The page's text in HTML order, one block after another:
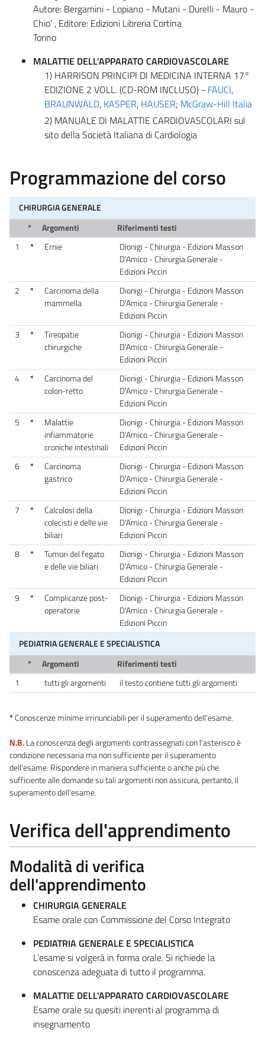
Autore: Bergamini - Lopiano - Mutani - Durelli - Mauro -
Chio' , Editore: Edizioni Libreria Cortina
Torino
MALATTIE DELL'APPARATO CARDIOVASCOLARE
1) HARRISON PRINCIPI DI MEDICINA INTERNA 17°
EDIZIONE 2 VOLL. (CD-ROM INCLUSO) - FAUCI,
BRAUNWALD, KASPER, HAUSER; McGraw-Hill Italia
2) MANUALE DI MALATTIE CARDIOVASCOLARI sul
sito della Società Italiana di Cardiologia
Programmazione del corso
CHIRURGIA GENERALE
*
Argomenti
Riferimenti testi
1
* Ernie
Dionigi - Chirurgia - Edizioni Masson
D'Amico - Chirurgia Generale -
Edizioni Piccin
2
*
Carcinoma della
mammella
Dionigi - Chirurgia - Edizioni Masson
D'Amico - Chirurgia Generale -
Edizioni Piccin
3
*
Tireopatie
chirurgiche
Dionigi - Chirurgia - Edizioni Masson
D'Amico - Chirurgia Generale -
Edizioni Piccin
4
*
Carcinoma del
colon-retto
Dionigi - Chirurgia - Edizioni Masson
D'Amico - Chirurgia Generale -
Edizioni Piccin
5
*
Malattie
infiammatorie
croniche intestinali
Dionigi - Chirurgia - Edizioni Masson
D'Amico - Chirurgia Generale -
Edizioni Piccin
6
*
Carcinoma
gastrico
Dionigi - Chirurgia - Edizioni Masson
D'Amico - Chirurgia Generale -
Edizioni Piccin
7
*
Calcolosi della
colecisti e delle vie
biliari
Dionigi - Chirurgia - Edizioni Masson
D'Amico - Chirurgia Generale -
Edizioni Piccin
8
*
Tumori del fegato
e delle vie biliari
Dionigi - Chirurgia - Edizioni Masson
D'Amico - Chirurgia Generale -
Edizioni Piccin
9
*
Complicanze post-
operatorie
Dionigi - Chirurgia - Edizioni Masson
D'Amico - Chirurgia Generale -
Edizioni Piccin
PEDIATRIA GENERALE E SPECIALISTICA
*
Argomenti
Riferimenti testi
1
tutti gli argomenti il testo contiene tutti gli argomenti
*Conoscenze minime irrinunciabili per il superamento dell'esame.
N.B.La conoscenza degli argomenti contrassegnati con l'asterisco è
condizione necessaria ma non sufficiente per il superamento
dell'esame. Rispondere in maniera sufficiente o anche più che
sufficiente alle domande su tali argomenti non assicura, pertanto, il
superamento dell'esame.
Verifica dell'apprendimento
Modalità di verifica
dell'apprendimento
CHIRURGIA GENERALE
Esame orale con Commissione del Corso Integrato
PEDIATRIA GENERALE E SPECIALISTICA
L’esame si volgerà in forma orale. Si richiede la
conoscenza adeguata di tutto il programma.
MALATTIE DELL'APPARATO CARDIOVASCOLARE
Esame orale su quesiti inerenti al programma di
insegnamento